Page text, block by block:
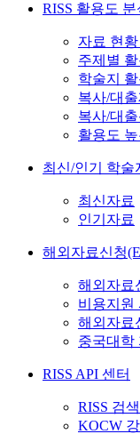
RISS 활용도 분
자료 현황
주제별
학술지
복사/대
복사/대
활용도 높
최신/인기 학술
최신자료
인기자료
해외자료신청
해외자료
비용지원
해외자료
중국대학
RISS API 센터
RISS 검
KOCW